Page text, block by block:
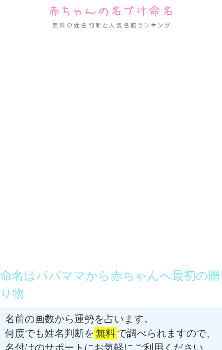
命名はパパママから赤ちゃんへ最初の贈
り物
名前の画数から運勢を占います。
何度でも姓名判断を 無料で調べられますので、
名付けのサポートにお気軽にご利用ください。